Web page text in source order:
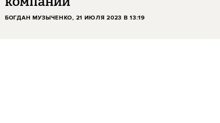
БОГДАН МУЗЫЧЕНКО, 21 ИЮЛЯ 2023 В 13:19